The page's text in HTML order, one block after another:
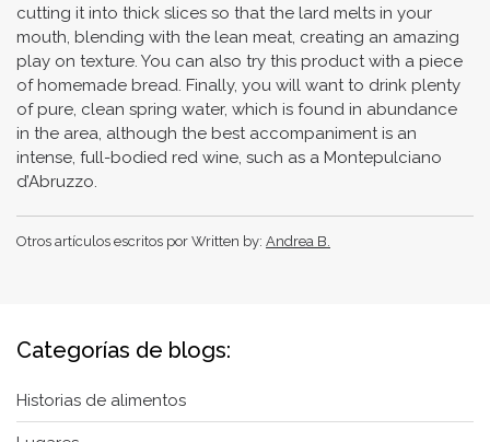
cutting it into thick slices so that the lard melts in your
mouth, blending with the lean meat, creating an amazing
play on texture. You can also try this product with a piece
of homemade bread. Finally, you will want to drink plenty
of pure, clean spring water, which is found in abundance
in the area, although the best accompaniment is an
intense, full-bodied red wine, such as a Montepulciano
d’Abruzzo.
Otros artículos escritos por Written by: Andrea B.
Categorías de blogs:
Historias de alimentos